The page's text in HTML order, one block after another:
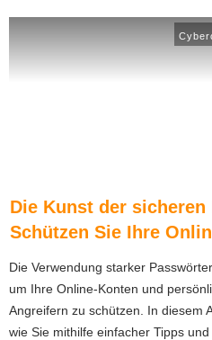
Die Kunst der sicheren
Schützen Sie Ihre
Die Verwendung starker
um Ihre Online-Konten und
Angreifern zu schützen. In diesem
wie Sie mithilfe einfacher Tipps